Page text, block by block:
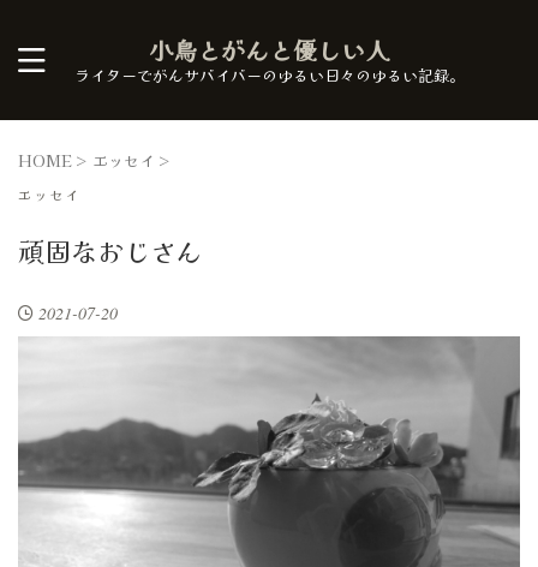
小鳥とがんと優しい人
ライターでがんサバイバーのゆるい日々のゆるい記録。
HOME > エッセイ >
エッセイ
頑固なおじさん
2021-07-20